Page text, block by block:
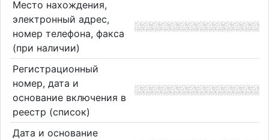
Место нахождения,
электронный адрес,
номер телефона, факса
(при наличии)
Регистрационный
номер, дата и
основание включения в
реестр (список)
Дата и основание